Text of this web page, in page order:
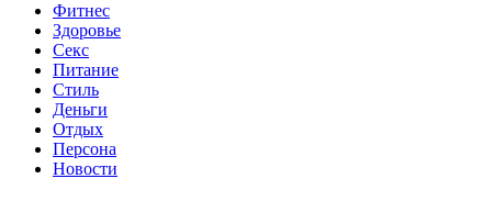
Фитнес
Здоровье
Секс
Питание
Стиль
Деньги
Отдых
Персона
Новости